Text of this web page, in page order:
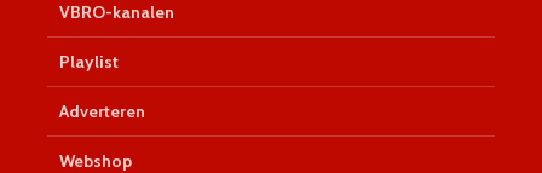
VBRO-kanalen
Playlist
Adverteren
Webshop